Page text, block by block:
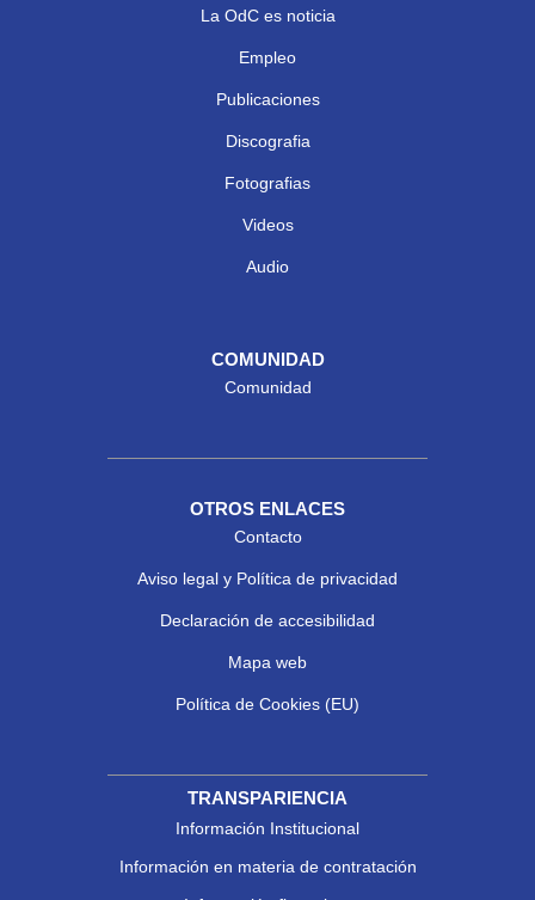
La OdC es noticia
Empleo
Publicaciones
Discografia
Fotografias
Videos
Audio
COMUNIDAD
Comunidad
OTROS ENLACES
Contacto
Aviso legal y Política de privacidad
Declaración de accesibilidad
Mapa web
Política de Cookies (EU)
TRANSPARIENCIA
Información Institucional
Información en materia de contratación